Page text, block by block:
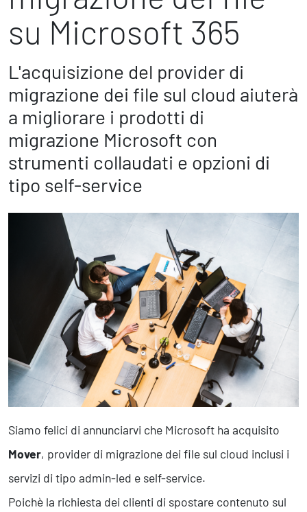
Finanza Strategica
231 Gestione Rischi
Future
Innovazione
Sostenibilità
Collaborative Design
Social Impacts
Europe
Digital
Modern Infrastructure
Produttività & Lavoro in Team
Remote Working & Video e Audio Conferencing
Sicurezza & Conformità
Business Intelligence, Analitiche e Intelligenza Artificiale
Sviluppo App
Operation
Smart Working
Project Management
Finanza & Gestione Economica
Sistemi di Gestione
su Microsoft 365
L'acquisizione del provider di
migrazione dei file sul cloud aiuterà
a migliorare i prodotti di
migrazione Microsoft con
strumenti collaudati e opzioni di
tipo self-service
Siamo felici di annunciarvi che Microsoft ha acquisito
Mover, provider di migrazione dei file sul cloud inclusi i
servizi di tipo admin-led e self-service.
Poichè la richiesta dei clienti di spostare contenuto sul